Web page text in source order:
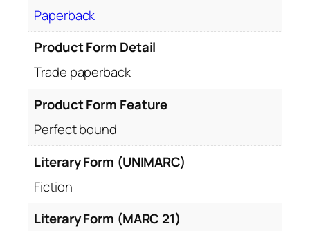
Paperback
Product Form Detail
Trade paperback
Product Form Feature
Perfect bound
Literary Form (UNIMARC)
Fiction
Literary Form (MARC 21)